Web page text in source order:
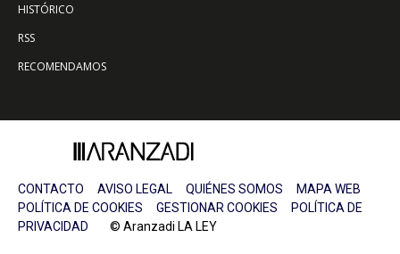
HISTÓRICO
RSS
RECOMENDAMOS
CONTACTO AVISO LEGAL QUIÉNES SOMOS
MAPA WEB
POLÍTICA DE COOKIES
GESTIONAR COOKIES
POLÍTICA DE
PRIVACIDAD © Aranzadi LA LEY